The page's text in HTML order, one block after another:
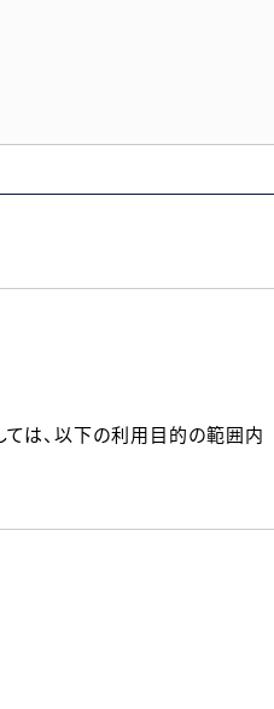
ては、以下の利用目的の範囲内